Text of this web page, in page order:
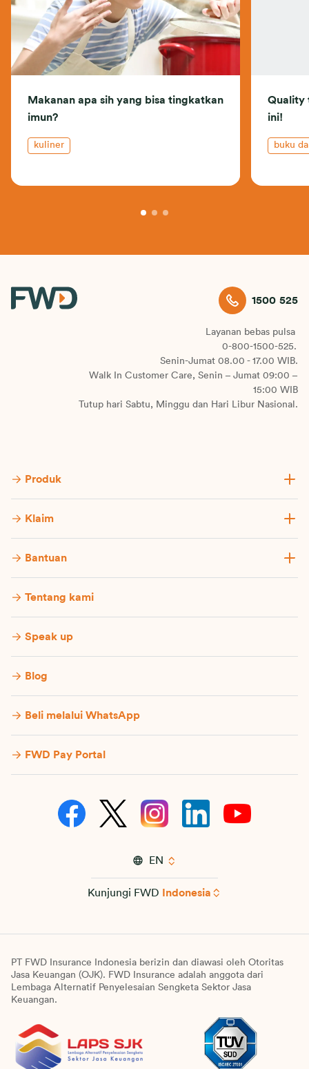
Makanan apa sih yang bisa tingkatkan
imun?
kuliner
Quality
ini!
buku
1500 525
Layanan bebas pulsa
0-800-1500-525.
Senin-Jumat 08.00 - 17.00 WIB.
Walk In Customer Care, Senin – Jumat 09:00 –
15:00 WIB
Tutup hari Sabtu, Minggu dan Hari Libur Nasional.
Produk
Klaim
Bantuan
Tentang kami
Speak up
Blog
Beli melalui WhatsApp
FWD Pay Portal
EN
Kunjungi FWD Indonesia
PT FWD Insurance Indonesia berizin dan diawasi oleh Otoritas
Jasa Keuangan (OJK). FWD Insurance adalah anggota dari
Lembaga Alternatif Penyelesaian Sengketa Sektor Jasa
Keuangan.